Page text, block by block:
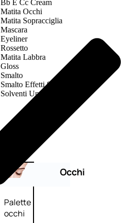
Bb E Cc Cream
Matita Occhi
Matita Sopracciglia
Mascara
Eyeliner
Rossetto
Matita Labbra
Gloss
Smalto
Smalto Effetti Speciali
Solventi Unghie
Occhi
Palette
occhi